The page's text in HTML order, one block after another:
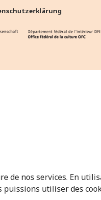
de nos services. En
puissions utiliser des